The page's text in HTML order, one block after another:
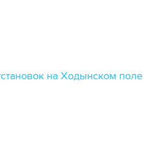
на Ходынском поле